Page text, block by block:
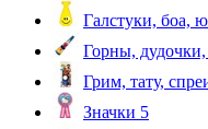
Галстуки, боа,
Горны,
Грим, тату,
Значки 5